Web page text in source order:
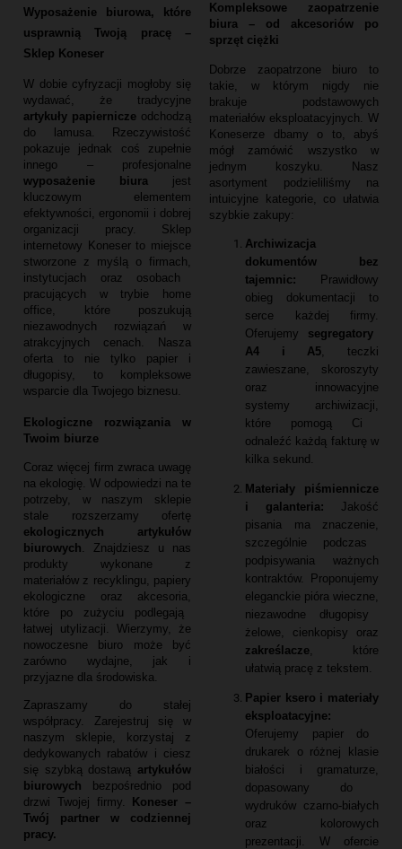
Wyposażenie biurowa, które
usprawnią Twoją pracę –
Sklep Koneser
W dobie cyfryzacji mogłoby się
wydawać,
że tradycyjne
artykuły papiernicze odchodzą
do lamusa. Rzeczywistość
pokazuje jednak coś zupełnie
innego – profesjonalne
wyposażenie biura jest
kluczowym elementem
efektywności, ergonomii i dobrej
organizacji pracy. Sklep
internetowy Koneser to miejsce
stworzone z myślą o firmach,
instytucjach oraz osobach
pracujących w trybie home
office,
które poszukują
niezawodnych rozwiązań w
atrakcyjnych cenach.
Nasza
oferta to nie tylko papier i
długopisy,
to kompleksowe
wsparcie dla Twojego biznesu.
Ekologiczne rozwiązania w
Twoim biurze
Coraz więcej firm zwraca uwagę
na ekologię. W odpowiedzi na te
potrzeby,
w naszym sklepie
stale rozszerzamy ofertę
ekologicznych artykułów
biurowych
Znajdziesz u nas
produkty wykonane z
materiałów z recyklingu,
papiery
ekologiczne oraz akcesoria,
które po zużyciu podlegają
łatwej utylizacji.
Wierzymy,
że
nowoczesne biuro może być
zarówno wydajne,
jak i
przyjazne dla środowiska.
Zapraszamy do stałej
współpracy.
Zarejestruj się w
naszym sklepie,
korzystaj z
dedykowanych rabatów i ciesz
się szybką dostawą artykułów
biurowych bezpośrednio pod
drzwi Twojej firmy.
Koneser –
Twój partner w codziennej
pracy.
Kompleksowe zaopatrzenie
biura – od akcesoriów po
sprzęt ciężki
Dobrze zaopatrzone biuro to
takie,
w którym nigdy nie
brakuje podstawowych
materiałów eksploatacyjnych.
W
Koneserze dbamy o to,
abyś
mógł zamówić wszystko w
jednym koszyku.
Nasz
asortyment podzieliliśmy na
intuicyjne kategorie,
co ułatwia
szybkie zakupy:
Archiwizacja
dokumentów bez
tajemnic: Prawidłowy
obieg dokumentacji to
serce każdej firmy.
Oferujemy segregatory
A4 i A5
teczki
zawieszane,
skoroszyty
oraz innowacyjne
systemy archiwizacji,
które pomogą Ci
odnaleźć każdą fakturę w
kilka sekund.
Materiały piśmiennicze
i galanteria: Jakość
pisania ma znaczenie,
szczególnie podczas
podpisywania ważnych
kontraktów.
Proponujemy
eleganckie pióra wieczne,
niezawodne długopisy
żelowe,
cienkopisy oraz
zakreślacze
które
ułatwią pracę z tekstem.
Papier ksero i materiały
eksploatacyjne:
Oferujemy papier do
drukarek o różnej klasie
białości i gramaturze,
dopasowany do
wydruków czarno-białych
oraz kolorowych
prezentacji.
W ofercie